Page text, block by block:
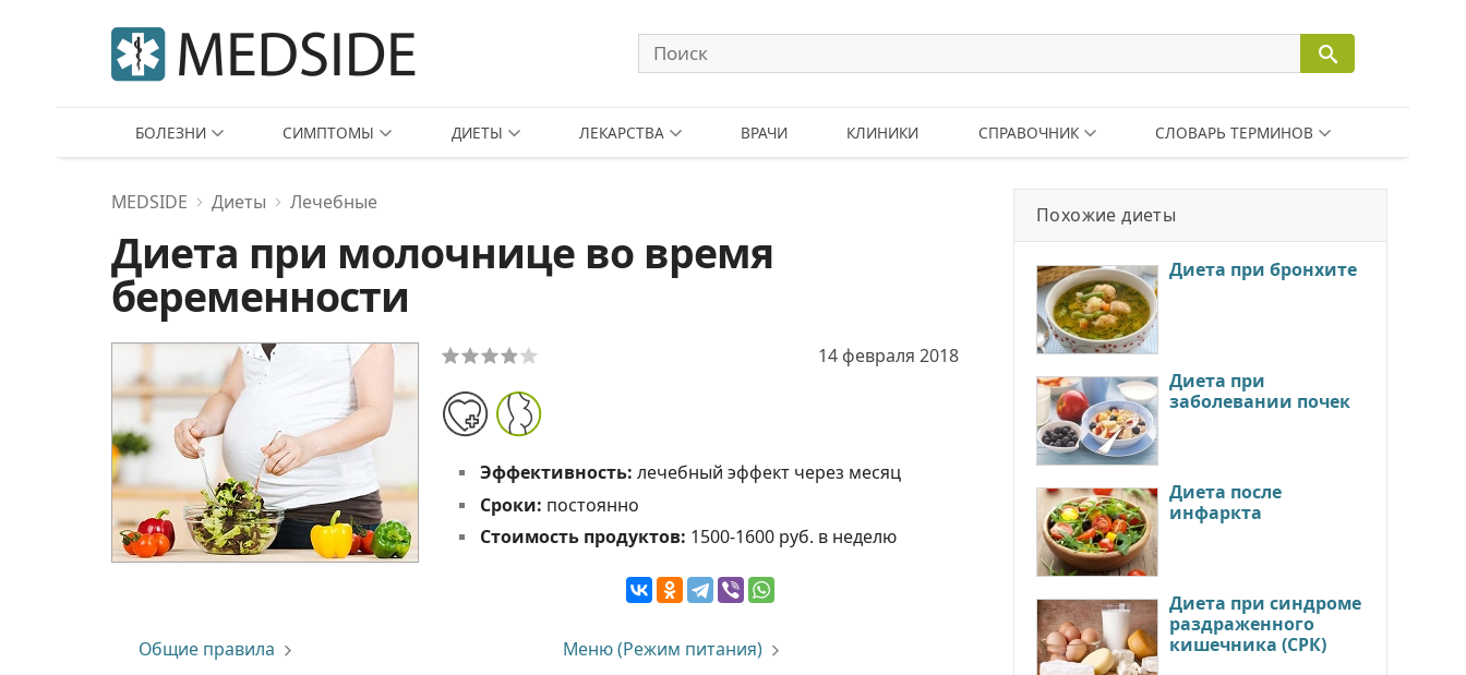
БОЛЕЗНИ СИМПТОМЫ ДИЕТЫ ЛЕКАРСТВА ВРАЧИ КЛИНИКИ СПРАВОЧНИК СЛОВАРЬ ТЕРМИНОВ
MEDSIDE Диеты Лечебные
Диета при молочнице во время
беременности
14 февраля 2018
Эффективность: лечебный эффект через месяц
Сроки: постоянно
Стоимость продуктов: 1500-1600 руб. в неделю
Общие правила
Меню (Режим питания)
Похожие диеты
Диета при бронхите
Диета при
заболевании почек
Диета после
инфаркта
Диета при синдроме
раздраженного
кишечника (СРК)